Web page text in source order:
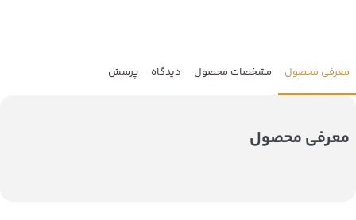
معرفی محصول مشخصات محصول دیدگاه پرسش
معرفی محصول